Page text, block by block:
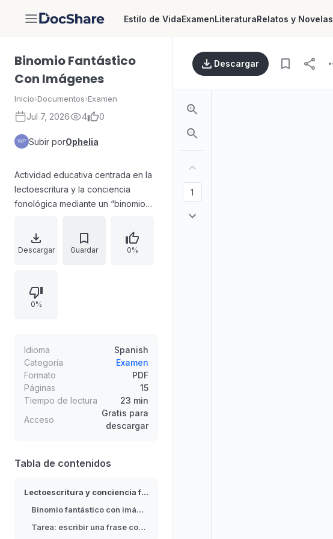
DocShare Estilo de VidaExamenLiteraturaRelatos y Novelas
Binomio Fantástico
Con Imágenes
Inicio›Documentos›Examen
Jul 7, 2026 4 0
Subir porOphelia
Actividad educativa centrada en la
lectoescritura y la conciencia
fonológica mediante un “binomio
solicita escribir una frase que
contenga dos palabras
correspondencia fonema-grafema.
Incluye autores y créditos de los
licencias, con enfoque didáctico
para apoyar la práctica lingüística y
el desarrollo de habilidades de
conciencia fonológica.
Descargar Guardar 0%
0%
Idioma
Spanish
Categoría
Examen
Formato
PDF
Páginas
15
Tiempo de lectura
23 min
Acceso
Gratis para
descargar
Tabla de contenidos
Lectoescritura y conciencia fonológica
Binomio fantástico con imágenes
Tarea: escribir una frase con dos palabras
Descargar